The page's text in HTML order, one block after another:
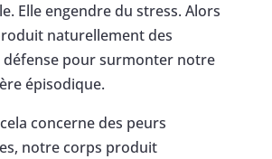
Elle engendre du stress. Alors
naturellement des
défense pour surmonter notre
épisodique.
concerne des peurs
notre corps produit